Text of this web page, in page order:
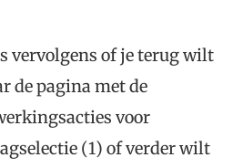
vervolgens of je terug wilt
de pagina met de
voor
(1) of verder wilt